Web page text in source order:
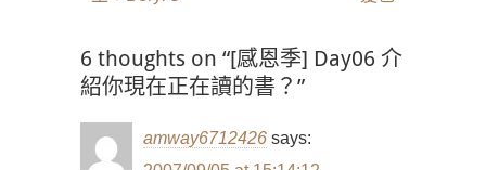
6 thoughts on “[感恩季] Day06 介
紹你現在正在讀的書？”
amway6712426 says: